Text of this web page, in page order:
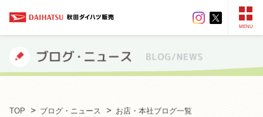
MENU
TOP ブログ・ニュース
お店・本社ブログ一覧